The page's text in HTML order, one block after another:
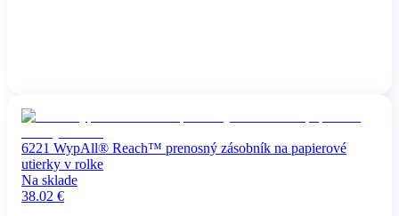
6221 WypAll® Reach™ prenosný zásobník na papierové
utierky v rolke
Na sklade
38.02 €